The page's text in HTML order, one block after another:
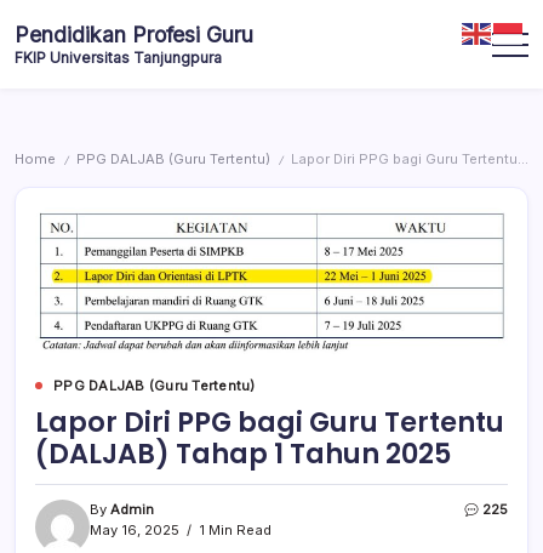
Pendidikan Profesi Guru
FKIP Universitas Tanjungpura
Home / PPG DALJAB (Guru Tertentu) / Lapor Diri PPG bagi Guru Tertentu (DALJAB) Tahap 1 Tahun 2025
PPG DALJAB (Guru Tertentu)
Lapor Diri PPG bagi Guru Tertentu
(DALJAB) Tahap 1 Tahun 2025
By Admin
May 16, 2025
1 Min Read
225